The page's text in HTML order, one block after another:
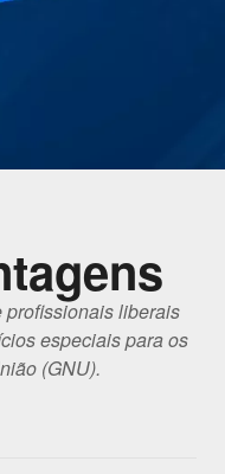
profissionais liberais
especiais para os
(GNU).